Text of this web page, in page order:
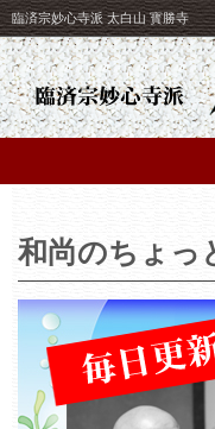
臨済宗妙心寺派 太白山 寳勝寺
和尚のちょっ